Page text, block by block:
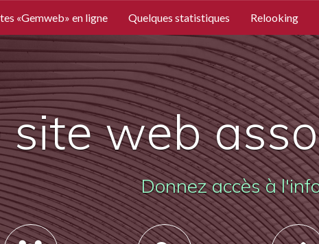
«Gemweb» en ligne Quelques statistiques Relooking
site web
Donnez accès à